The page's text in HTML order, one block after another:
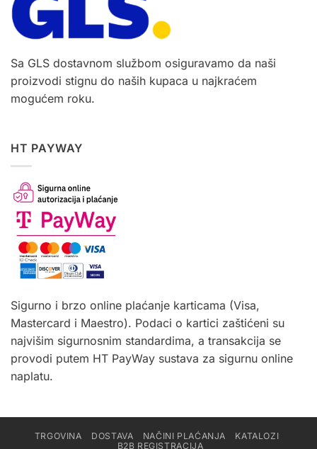
Sa GLS dostavnom službom osiguravamo da naši
proizvodi stignu do naših kupaca u najkraćem
mogućem roku.
HT PAYWAY
Sigurno i brzo online plaćanje karticama (Visa,
Mastercard i Maestro). Podaci o kartici zaštićeni su
najvišim sigurnosnim standardima, a transakcija se
provodi putem HT PayWay sustava za sigurnu online
naplatu.
TRGOVINA DOSTAVA NAČINI PLAĆANJA
KATALOZI
B2B REGISTRACIJA